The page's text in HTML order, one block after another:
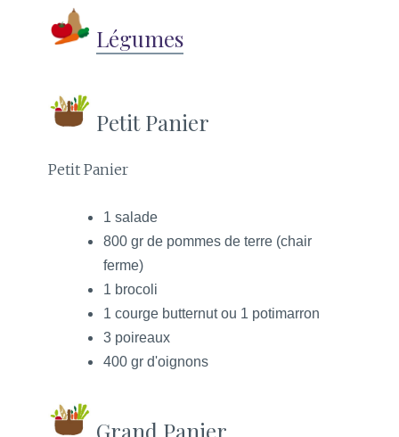
Légumes
Petit Panier
Petit Panier
1 salade
800 gr de pommes de terre (chair
ferme)
1 brocoli
1 courge butternut ou 1 potimarron
3 poireaux
400 gr d'oignons
Grand Panier